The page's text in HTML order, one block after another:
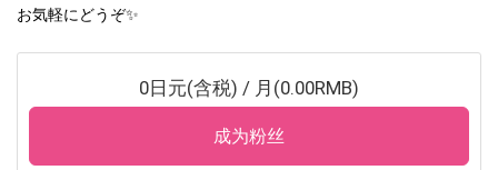
お気軽にどうぞ✨
0日元(含税) / 月(0.00RMB)
成为粉丝